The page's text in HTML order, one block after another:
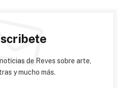
de Reves sobre arte,
y mucho más.